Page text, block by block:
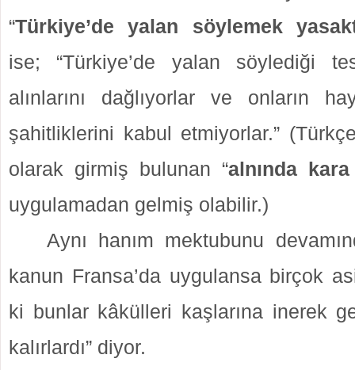
“Türkiye’de yalan söylemek
ise; “Türkiye’de yalan söylediği
alınlarını dağlıyorlar ve onların
şahitliklerini kabul etmiyorlar.”
olarak girmiş bulunan “alnında
uygulamadan gelmiş olabilir.)
Aynı hanım mektubunu
kanun Fransa’da uygulansa birçok
ki bunlar kâkülleri kaşlarına inerek
kalırlardı” diyor.